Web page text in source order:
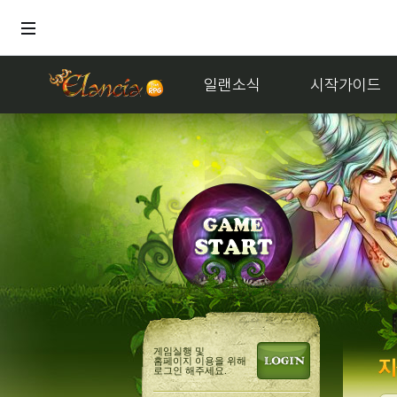
일랜소식 시작가이드
게임실행 및
홈페이지 이용을 위해
로그인 해주세요.